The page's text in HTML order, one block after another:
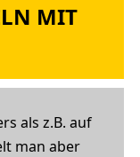
MIT
als z.B. auf
man aber